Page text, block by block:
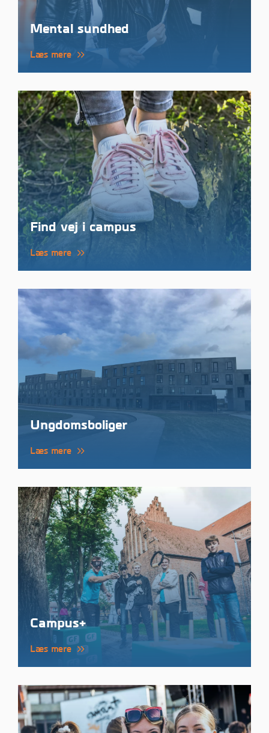
Mental sundhed
Læs mere
Find vej i campus
Læs mere
Ungdomsboliger
Læs mere
Campus+
Læs mere